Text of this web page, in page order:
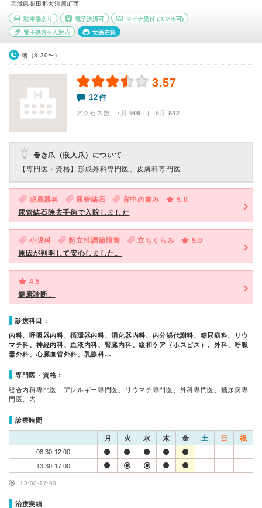
宮城県柴田郡大河原町西
駐車場あり 電子決済可 マイナ受付 (スマホ可)
電子処方せん対応 女医在籍
朝（8:30〜）
3.57
12件
アクセス数 7月:909 | 6月:842
巻き爪（嵌入爪）について
【専門医・資格】 形成外科専門医、皮膚科専門医
泌尿器科 尿管結石 背中の痛み
5.0
尿管結石除去手術で入院しました
小児科 起立性調節障害 立ちくらみ
5.0
原因が判明して安心しました。
4.5
健康診断。
診療科目：
内科、呼吸器内科、循環器内科、消化器内科、内分泌代謝科、糖尿病科、リウ
マチ科、神経内科、血液内科、腎臓内科、緩和ケア（ホスピス）、外科、呼吸
器外科、心臓血管外科、乳腺科…
専門医・資格：
総合内科専門医、アレルギー専門医、リウマチ専門医、外科専門医、糖尿病専
門医、内…
診療時間
月 火 水 木 金 土 日 祝
08:30-12:00
13:30-17:00
13:00-17:00
治療実績